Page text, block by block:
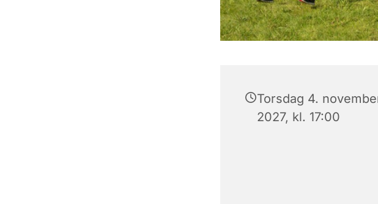
Torsdag 4.
2027, kl. 17:00